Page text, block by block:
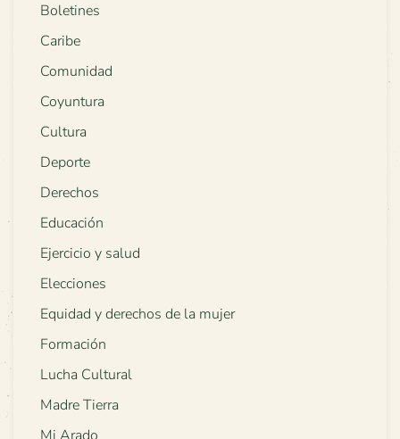
Boletines
Caribe
Comunidad
Coyuntura
Cultura
Deporte
Derechos
Educación
Ejercicio y salud
Elecciones
Equidad y derechos de la mujer
Formación
Lucha Cultural
Madre Tierra